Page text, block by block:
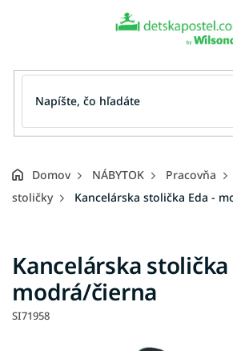
Domov NÁBYTOK Pracovňa
stoličky
Kancelárska stolička Eda -
Kancelárska stolička
modrá/čierna
SI71958